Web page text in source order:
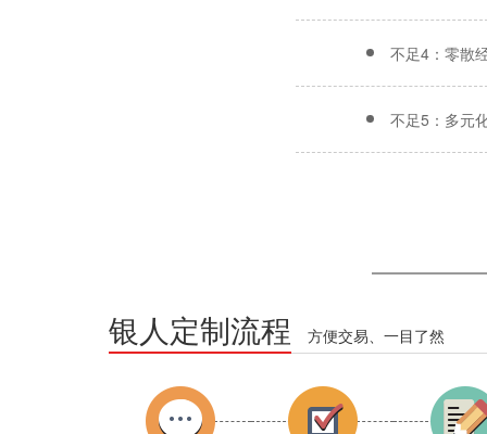
不足4：零散
不足5：多元
银人定制流程 方便交易、一目了然